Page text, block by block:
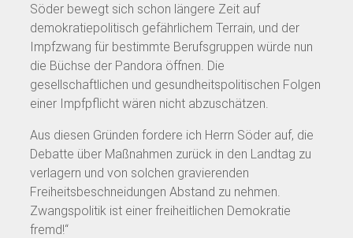
Söder bewegt sich schon längere Zeit auf
demokratiepolitisch gefährlichem Terrain, und der
Impfzwang für bestimmte Berufsgruppen würde nun
die Büchse der Pandora öffnen. Die
gesellschaftlichen und gesundheitspolitischen Folgen
einer Impfpflicht wären nicht abzuschätzen.
Aus diesen Gründen fordere ich Herrn Söder auf, die
Debatte über Maßnahmen zurück in den Landtag zu
verlagern und von solchen gravierenden
Freiheitsbeschneidungen Abstand zu nehmen.
Zwangspolitik ist einer freiheitlichen Demokratie
fremd!“